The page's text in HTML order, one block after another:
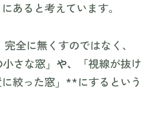
あると考えています。
全に無くすのではなく、
さな窓」 や、
「視線が抜け
絞った窓」**にするという